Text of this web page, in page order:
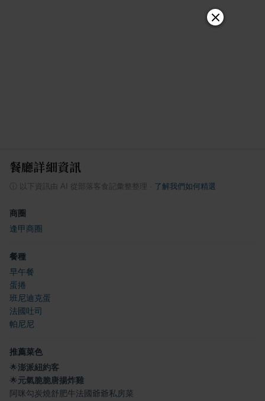
餐廳詳細資訊
以下資訊由 AI 從部落客食記彙整整理 了解我們如何精選
商圈
逢甲商圈
餐種
早午餐
蛋捲
班尼迪克蛋
法國吐司
帕尼尼
推薦菜色
🌟澎派紐約客
🌟元氣脆脆唐揚炸雞
阿咪勾炭燒舒肥牛法國爺爺私房菜